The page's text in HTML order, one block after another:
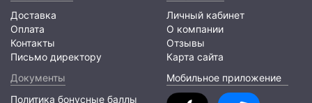
Доставка
Оплата
Контакты
Письмо директору
Личный кабинет
О компании
Отзывы
Карта сайта
Документы
Политика бонусные баллы
Мобильное приложение